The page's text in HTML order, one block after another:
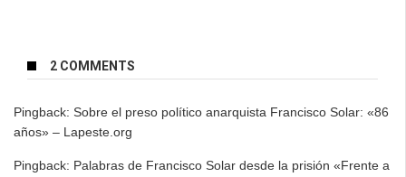
2 COMMENTS
Pingback: Sobre el preso político anarquista Francisco Solar: «86
años» – Lapeste.org
Pingback: Palabras de Francisco Solar desde la prisión «Frente a